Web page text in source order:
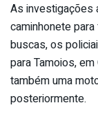
As investigações
caminhonete
buscas, os
para Tamoios,
também uma
posteriormente.